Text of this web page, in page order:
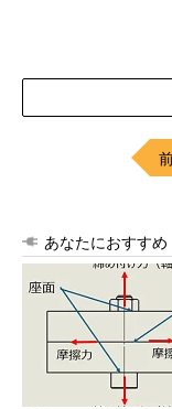
あなたにおすすめ